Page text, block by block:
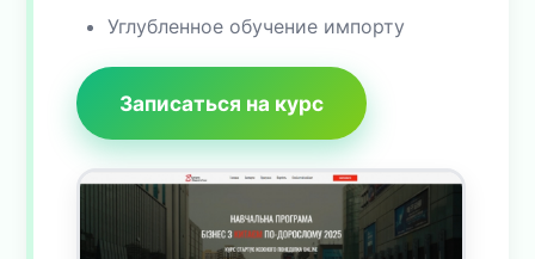
Углубленное обучение импорту
Записаться на курс